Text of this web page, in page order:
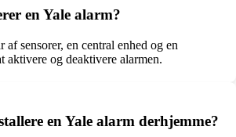
en Yale alarm?
af sensorer, en central enhed og en
aktivere og deaktivere alarmen.
en Yale alarm derhjemme?